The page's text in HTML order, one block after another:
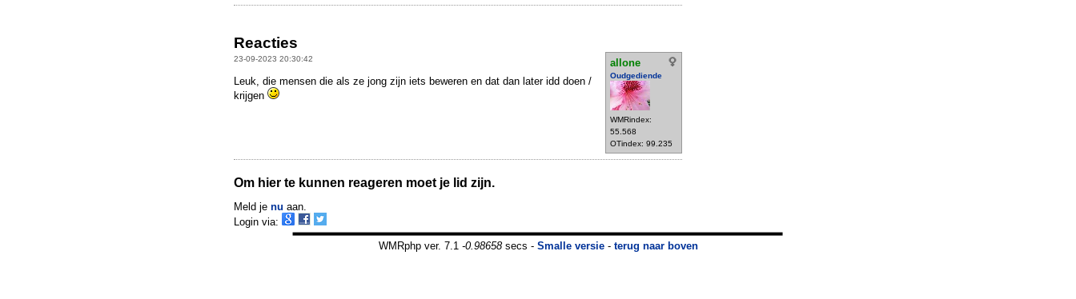
Reacties
23-09-2023 20:30:42 allone
Oudgediende
WMRindex:
55.568
OTindex: 99.235
Leuk, die mensen die als ze jong zijn iets beweren en dat dan later idd doen /
krijgen
Om hier te kunnen reageren moet je lid zijn.
Meld je nu aan.
Login via:
WMRphp ver. 7.1 -0.98658secs - Smalle versie- terug naar boven